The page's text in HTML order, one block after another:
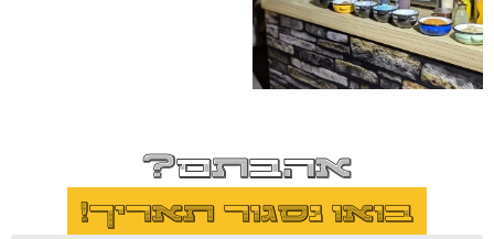
אהבתם?
בואו נסגור תאריך!